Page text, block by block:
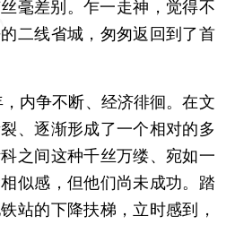
毫差别。乍一走神，觉得不
二线省城，匆匆返回到了首
争不断、经济徘徊。在文
、逐渐形成了一个相对的多
之间这种千丝万缕、宛如一
似感，但他们尚未成功。踏
站的下降扶梯，立时感到，